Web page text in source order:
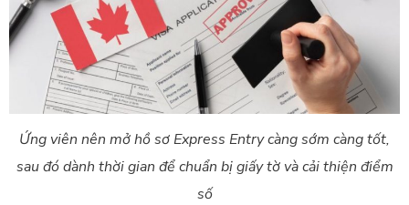
Ứng viên nên mở hồ sơ Express Entry càng sớm càng tốt,
sau đó dành thời gian để chuẩn bị giấy tờ và cải thiện điểm
số